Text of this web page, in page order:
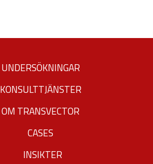
UNDERSÖKNINGAR
KONSULTTJÄNSTER
OM TRANSVECTOR
CASES
INSIKTER